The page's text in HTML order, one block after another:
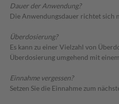
Dauer der Anwendung?
Die Anwendungsdauer richtet sich
Überdosierung?
Es kann zu einer Vielzahl von
Überdosierung umgehend mit
Einnahme vergessen?
Setzen Sie die Einnahme zum